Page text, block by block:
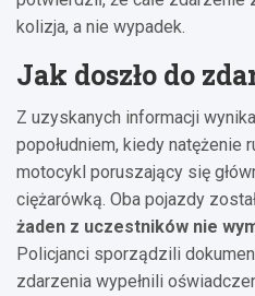
kolizja, a nie wypadek.
Jak doszło do
Z uzyskanych informacji
popołudniem, kiedy natężenie
motocykl poruszający się
ciężarówką. Oba pojazdy
żaden z uczestników nie
Policjanci sporządzili
zdarzenia wypełnili